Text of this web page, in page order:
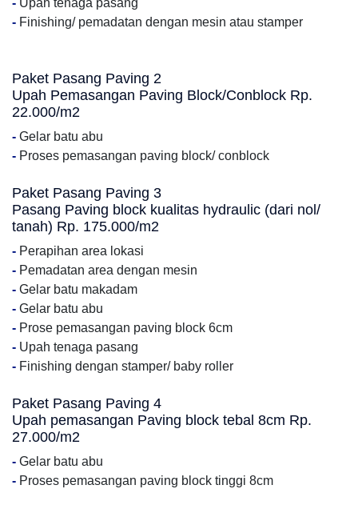
- Upah tenaga pasang
- Finishing/ pemadatan dengan mesin atau stamper
Paket Pasang Paving 2
Upah Pemasangan Paving Block/Conblock Rp.
22.000/m2
- Gelar batu abu
- Proses pemasangan paving block/ conblock
Paket Pasang Paving 3
Pasang Paving block kualitas hydraulic (dari nol/
tanah) Rp. 175.000/m2
- Perapihan area lokasi
- Pemadatan area dengan mesin
- Gelar batu makadam
- Gelar batu abu
- Prose pemasangan paving block 6cm
- Upah tenaga pasang
- Finishing dengan stamper/ baby roller
Paket Pasang Paving 4
Upah pemasangan Paving block tebal 8cm Rp.
27.000/m2
- Gelar batu abu
- Proses pemasangan paving block tinggi 8cm